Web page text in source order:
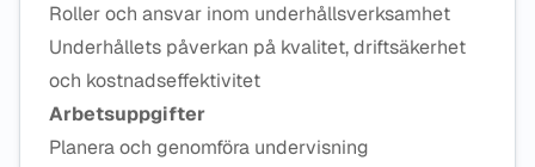
Roller och ansvar inom underhållsverksamhet
Underhållets påverkan på kvalitet, driftsäkerhet
och kostnadseffektivitet
Arbetsuppgifter
Planera och genomföra undervisning